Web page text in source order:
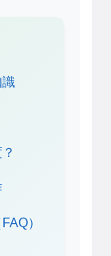
識
）